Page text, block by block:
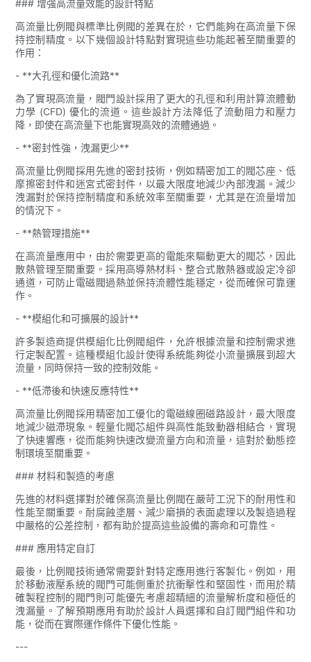
### 增強高流量效能的設計特點
高流量比例閥與標準比例閥的差異在於，它們能夠在高流量下保
持控制精度。以下幾個設計特點對實現這些功能起著至關重要的
作用：
- **大孔徑和優化流路**
為了實現高流量，閥門設計採用了更大的孔徑和利用計算流體動
力學 (CFD) 優化的流道。這些設計方法降低了流動阻力和壓力
降，即使在高流量下也能實現高效的流體通過。
- **密封性強，洩漏更少**
高流量比例閥採用先進的密封技術，例如精密加工的閥芯座、低
摩擦密封件和迷宮式密封件，以最大限度地減少內部洩漏。減少
洩漏對於保持控制精度和系統效率至關重要，尤其是在流量增加
的情況下。
- **熱管理措施**
在高流量應用中，由於需要更高的電能來驅動更大的閥芯，因此
散熱管理至關重要。採用高導熱材料、整合式散熱器或設定冷卻
通道，可防止電磁閥過熱並保持流體性能穩定，從而確保可靠運
作。
- **模組化和可擴展的設計**
許多製造商提供模組化比例閥組件，允許根據流量和控制需求進
行定製配置。這種模組化設計使得系統能夠從小流量擴展到超大
流量，同時保持一致的控制效能。
- **低滯後和快速反應特性**
高流量比例閥採用精密加工優化的電磁線圈磁路設計，最大限度
地減少磁滯現象。輕量化閥芯組件與高性能致動器相結合，實現
了快速響應，從而能夠快速改變流量方向和流量，這對於動態控
制環境至關重要。
### 材料和製造的考慮
先進的材料選擇對於確保高流量比例閥在嚴苛工況下的耐用性和
性能至關重要。耐腐蝕塗層、減少磨損的表面處理以及製造過程
中嚴格的公差控制，都有助於提高這些設備的壽命和可靠性。
### 應用特定自訂
最後，比例閥技術通常需要針對特定應用進行客製化。例如，用
於移動液壓系統的閥門可能側重於抗衝擊性和堅固性，而用於精
確製程控制的閥門則可能優先考慮超精細的流量解析度和極低的
洩漏量。了解預期應用有助於設計人員選擇和自訂閥門組件和功
能，從而在實際運作條件下優化性能。
---